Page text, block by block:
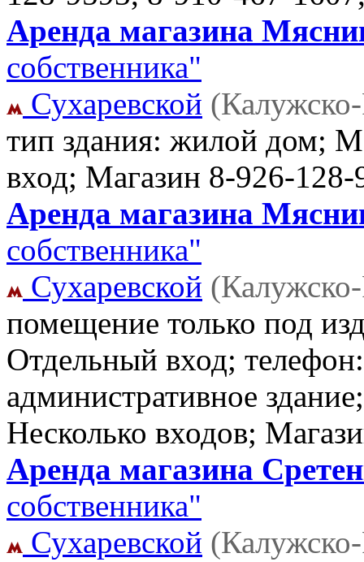
Аренда магазина
собственника"
Сухаревской
тип здания: жилой дом;
вход; Магазин 8-926-128-
Аренда магазина
собственника"
Сухаревской
помещение только под
Отдельный вход;
административное
Несколько входов;
Аренда магазина
собственника"
Сухаревской